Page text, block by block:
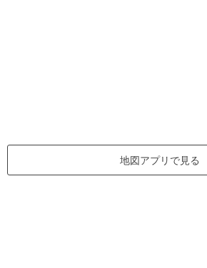
地図アプリで見る